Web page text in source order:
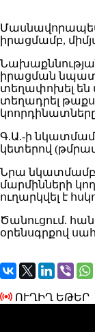
իրացմամբ,
իրացման
տեղափոխել են
տեղադրել
Գ.Ա.-ի
կետերով
Նրա նկատմամբ
մարմինների
ուղարկվել է
Ծանուցում.
օրենսգրքով
ՈՒՂԻՂ ԵԹԵՐ